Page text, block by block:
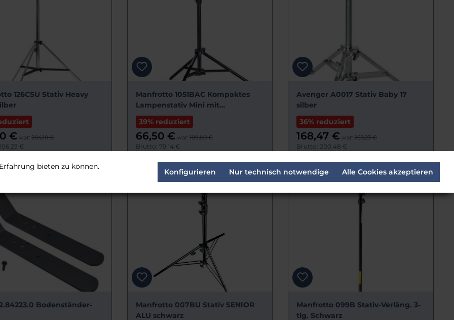
126CSU Stativ Heavy
€ war: 284,10 €
€
Sofort verfügbar
Manfrotto 1051BAC Kompaktes
Lampenstativ Mini mit
Luftfederung
39% reduziert
66,50 € war: 109,00 €
Brutto: 79,14 €
Lieferzeit: 3-4 Werktage
Avenger A0017 Stativ Baby 17
silber
36% reduziert
168,47 € war: 263,23 €
Brutto: 200,48 €
Lieferzeit: Sofort verfügbar
Bodenständer-
Manfrotto 007BU Stativ SENIOR
ALU schwarz
Manfrotto 099B Stativ-Verläng. 3-
tlg. Schwarz
bieten zu können.
Nur technisch notwendige
Konfigurieren Alle Cookies akzeptieren